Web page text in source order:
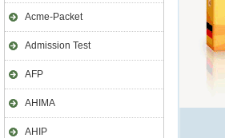
Acme-Packet
Admission Test
AFP
AHIMA
AHIP